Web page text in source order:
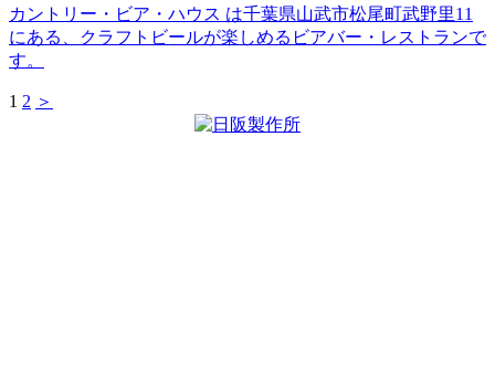
カントリー・ビア・ハウス は千葉県山武市松尾町武野里11
にある、クラフトビールが楽しめるビアバー・レストランで
す。
1 2 ＞